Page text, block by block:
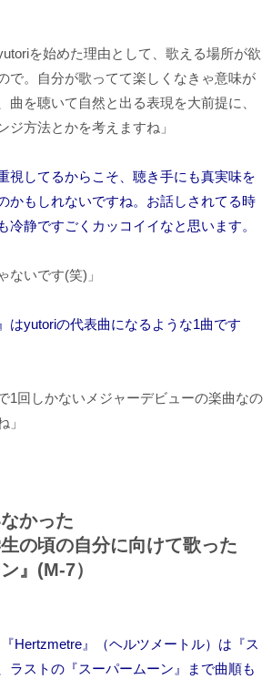
を始めた理由として、歌える場所が欲
で。自分が歌ってて楽しくなきゃ意味が
曲を聴いて自然と出る表現を大前提に、
ジ方法とかを考えますね」
してるからこそ、聴き手にも真実味を
かもしれないですね。お話しされてる時
冷静ですごくカッコイイなと思います。
ないです(笑)」
yutoriの代表曲になるような1曲です
1回しかないメジャーデビューの楽曲なの
」
かった
の頃の自分に向けて歌った
』(M-7）
Hertzmetre』（ヘルツメートル）は『ス
ラストの『スーパームーン』まで曲順も